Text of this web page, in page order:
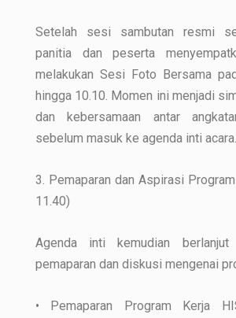
Setelah sesi sambutan resmi
panitia dan peserta
melakukan Sesi Foto Bersama
hingga 10.10. Momen ini menjadi
dan kebersamaan antar
sebelum masuk ke agenda inti acara.
3. Pemaparan dan Aspirasi
11.40)
Agenda inti kemudian
pemaparan dan diskusi mengenai
• Pemaparan Program Kerja